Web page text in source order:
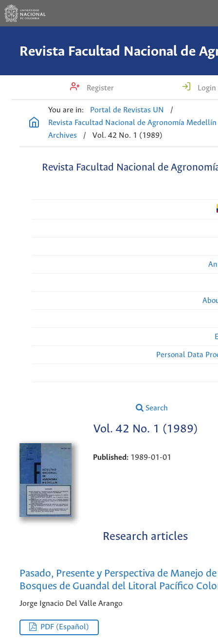
Register Login
You are in: Portal de Revistas UN
/
Revista Facultad Nacional de Agronomía Medellín
Archives
/ Vol. 42 No. 1 (1989)
Revista Facultad Nacional de
Personal Data
Search
Vol. 42 No. 1 (1989)
Published: 1989-01-01
Research articles
Pasado, Presente y Perspectiva de Manejo
Bosques de Guandal del Litoral Pacífico
Jorge Ignacio Del Valle Arango
PDF (Español)